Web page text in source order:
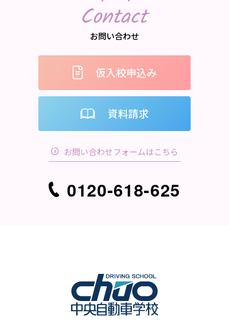
お問い合わせ
Contact
仮入校申込み
資料請求
お問い合わせフォームはこちら
0120-618-625